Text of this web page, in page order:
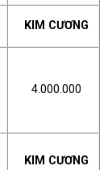
KIM CƯƠNG
4.000.000
KIM CƯƠNG